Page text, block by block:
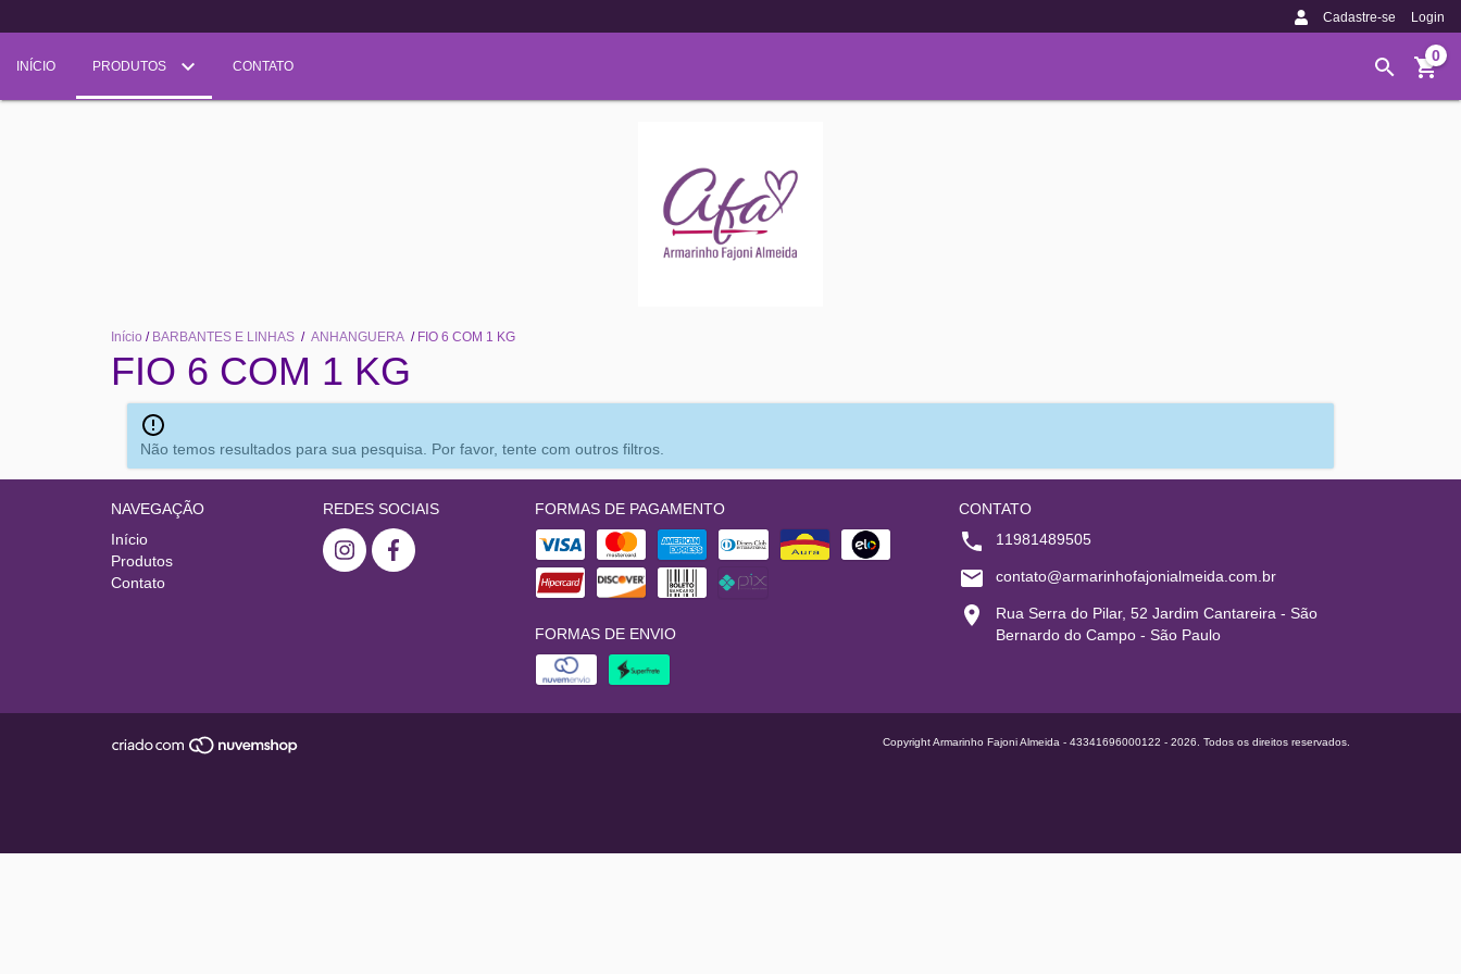
Cadastre-se Login
INÍCIO PRODUTOS CONTATO
0
Início / BARBANTES E LINHAS / ANHANGUERA / FIO 6 COM 1 KG
FIO 6 COM 1 KG
Não temos resultados para sua pesquisa. Por favor, tente com outros filtros.
NAVEGAÇÃO
Início
Produtos
Contato
REDES SOCIAIS FORMAS DE PAGAMENTO
FORMAS DE ENVIO
CONTATO
11981489505
contato@armarinhofajonialmeida.com.br
Rua Serra do Pilar, 52 Jardim Cantareira - São
Bernardo do Campo - São Paulo
Copyright Armarinho Fajoni Almeida - 43341696000122 - 2026. Todos os direitos reservados.